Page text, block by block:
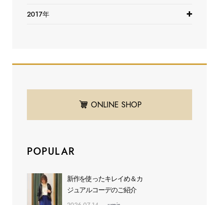
2017年
ONLINE SHOP
POPULAR
新作を使ったキレイめ＆カ
ジュアルコーデのご紹介